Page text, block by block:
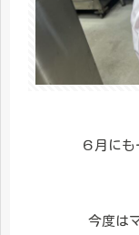
６月に
今度は